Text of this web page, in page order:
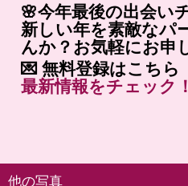
🌸今年最後の出会い
新しい年を素敵なパ
んか？お気軽にお申
💌 無料登録はこちら
最新情報をチェック！
他の写真